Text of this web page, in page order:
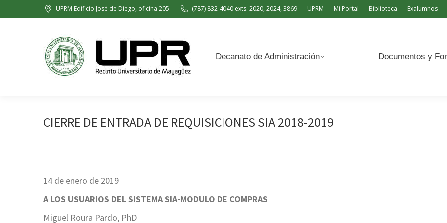
UPRM Edificio José de Diego, oficina 205 (787) 832-4040 exts. 2020, 2024, 3869 UPRM Mi Portal Biblioteca Exalumnos
Decanato de Administración Documentos y
CIERRE DE ENTRADA DE REQUISICIONES SIA 2018-2019
14 de enero de 2019
A LOS USUARIOS DEL SISTEMA SIA-MODULO DE COMPRAS
Miguel Roura Pardo, PhD
Decanato de Administración Documentos y Formularios